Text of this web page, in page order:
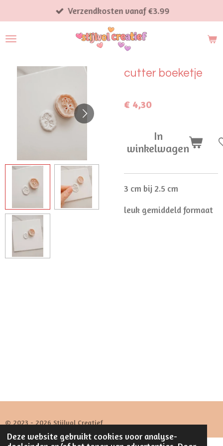
Deze website gebruikt cookies voor analyse-
direct
naar
Verzendkosten vanaf €3.99
cutter boeketje
€ 4,30
In
winkelwagen
3 cm bij 2.5 cm
leuk gemiddeld formaat
© 2023 - 2026 Stijlvol Creatief